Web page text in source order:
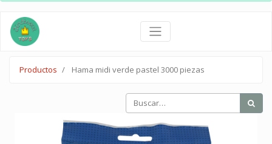
Productos Hama midi verde pastel 3000 piezas